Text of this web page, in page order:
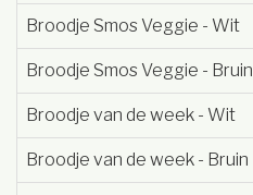
Broodje Smos Veggie - Wit
Broodje Smos Veggie - Bruin
Broodje van de week - Wit
Broodje van de week - Bruin